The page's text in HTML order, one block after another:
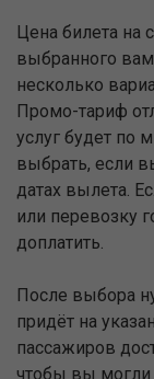
Цена билета на
выбранного
несколько
Промо-тариф
услуг будет по
выбрать, если
датах вылета.
или перевозку
доплатить.
После выбора
придёт на
пассажиров
чтобы вы могли